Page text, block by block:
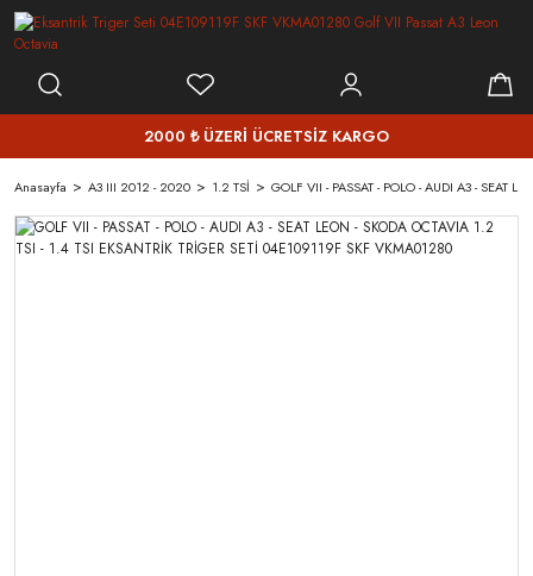
2000 ₺ ÜZERİ ÜCRETSİZ KARGO
Anasayfa A3 III 2012 - 2020 1.2 TSİ GOLF VII - PASSAT - POLO - AUDI A3 - SEAT